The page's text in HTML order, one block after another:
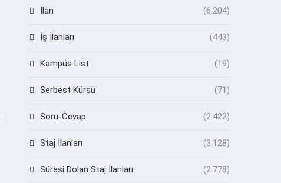
İlan (6.204)
İş İlanları (443)
Kampüs List (19)
Serbest Kürsü (71)
Soru-Cevap (2.422)
Staj İlanları (3.128)
Süresi Dolan Staj İlanları (2.778)